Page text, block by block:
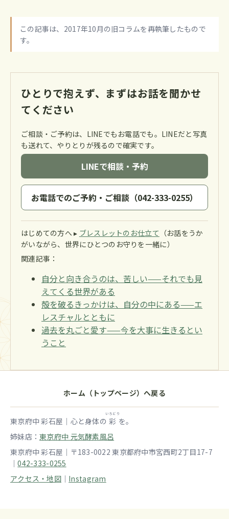
この記事は、2017年10月の旧コラムを再執筆したもので
す。
ひとりで抱えず、まずはお話を聞かせ
てください
ご相談・ご予約は、LINEでもお電話でも。LINEだと写真
も送れて、やりとりが残るので確実です。
LINEで相談・予約
お電話でのご予約・ご相談（042-333-0255）
はじめての方へ ▸ ブレスレットのお仕立て （お話をうか
がいながら、世界にひとつのお守りを一緒に）
関連記事：
自分と向き合うのは、苦しい——それでも見
えてくる世界がある
殻を破るきっかけは、自分の中にある——エ
レスチャルとともに
過去を丸ごと愛す——今を大事に生きるとい
うこと
ホーム（トップページ）へ戻る
東京府中 彩石屋｜心と身体の 彩
いろどり
を。
姉妹店：東京府中 元気酵素風呂
東京府中 彩石屋｜〒183-0022 東京都府中市宮西町2丁目17-7
｜042-333-0255
アクセス・地図｜ Instagram